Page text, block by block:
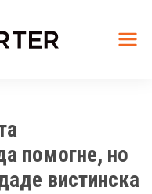
помогне, но
вистинска